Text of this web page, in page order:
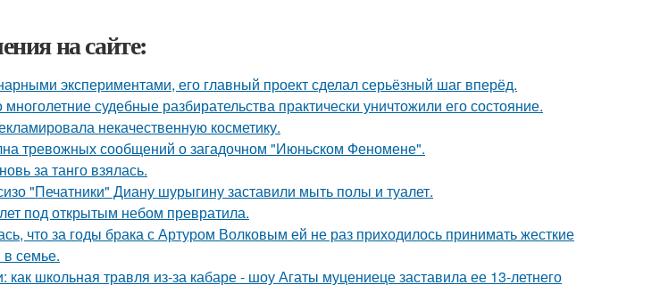
на сайте:
экспериментами, его главный проект сделал серьёзный шаг вперёд.
судебные разбирательства практически уничтожили его состояние.
некачественную косметику.
тревожных сообщений о загадочном "Июньском Феномене".
за танго взялась.
"Печатники" Диану шурыгину заставили мыть полы и туалет.
под открытым небом превратила.
что за годы брака с Артуром Волковым ей не раз приходилось принимать жесткие
семье.
как школьная травля из-за кабаре - шоу Агаты муцениеце заставила ее 13-летнего